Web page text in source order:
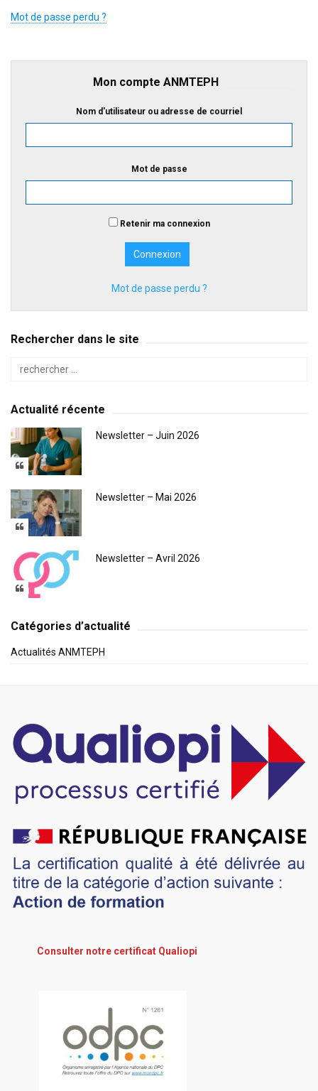
Mot de passe perdu ?
Mon compte ANMTEPH
Nom d'utilisateur ou adresse de courriel
Mot de passe
Retenir ma connexion
Mot de passe perdu ?
Rechercher dans le site
Actualité récente
Newsletter – Juin 2026
Newsletter – Mai 2026
Newsletter – Avril 2026
Catégories d’actualité
Actualités ANMTEPH
Consulter notre certificat Qualiopi